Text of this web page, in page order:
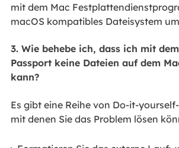
mit dem Mac
macOS kompatibles Dateisystem
3. Wie behebe ich, dass ich mit
Passport keine Dateien auf dem
kann?
Es gibt eine Reihe von Do-it-
mit denen Sie das Problem lösen